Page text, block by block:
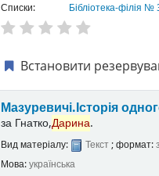
Списки:
Бібліотека-філія №
Встановити
Мазуревичі.Історія
за Гнатко,Дарина.
Вид матеріалу: Текст; формат:
Мова:українська